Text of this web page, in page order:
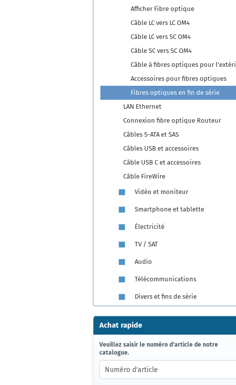
Afficher Fibre optique
Câble LC vers LC OM4
Câble LC vers SC OM4
Câble SC vers SC OM4
Câble à fibres optiques pour
Accessoires pour fibres optiques
Fibres optiques en fin de série
LAN Ethernet
Connexion fibre optique Routeur
Câbles S-ATA et SAS
Câbles USB et accessoires
Câble USB C et accessoires
Câble FireWire
Vidéo et moniteur
Smartphone et tablette
Électricité
TV / SAT
Audio
Télécommunications
Divers et fins de série
Achat rapide
VEUILLEZ
SAISIR
LE
NUMÉRO
D'ARTICLE
Veuillez saisir le numéro d'article de notre
catalogue.